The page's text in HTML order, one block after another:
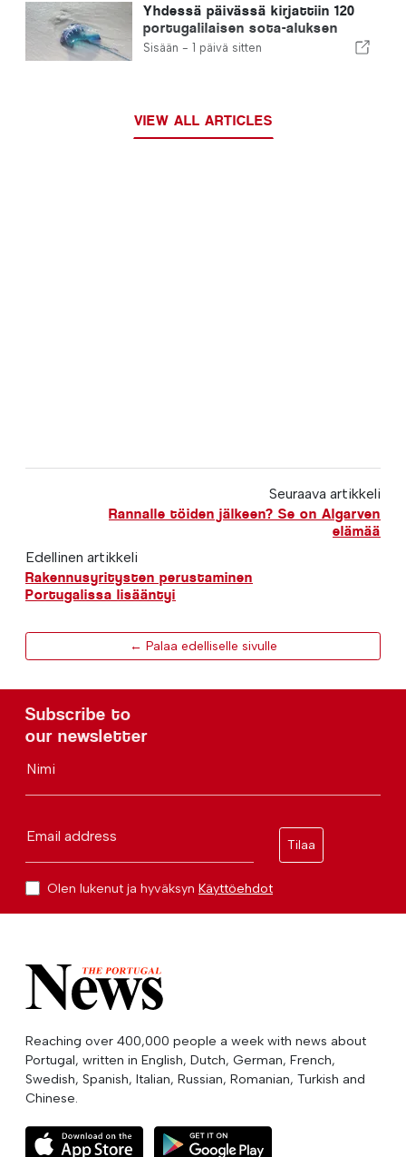
Yhdessä päivässä kirjattiin 120
portugalilaisen sota-aluksen
pistoa
Sisään - 1 päivä sitten
VIEW ALL ARTICLES
Seuraava artikkeli
Rannalle töiden jälkeen? Se on Algarven
elämää
Edellinen artikkeli
Rakennusyritysten perustaminen
Portugalissa lisääntyi
← Palaa edelliselle sivulle
Subscribe to
our newsletter
Nimi
Email address
Tilaa
Olen lukenut ja hyväksyn Käyttöehdot
Reaching over 400,000 people a week with news about
Portugal, written in English, Dutch, German, French,
Swedish, Spanish, Italian, Russian, Romanian, Turkish and
Chinese.